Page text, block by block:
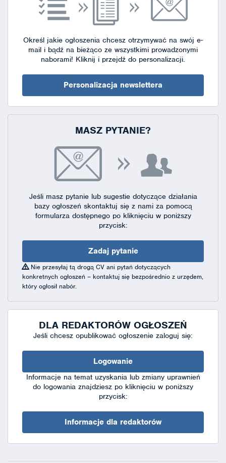
Określ jakie ogłoszenia chcesz otrzymywać na swój e-
mail i bądź na bieżąco ze wszystkimi prowadzonymi
naborami! Kliknij i przejdź do personalizacji.
Personalizacja newslettera
MASZ PYTANIE?
Jeśli masz pytanie lub sugestie dotyczące działania
bazy ogłoszeń skontaktuj się z nami za pomocą
formularza dostępnegopo kliknięciu w poniższy
przycisk:
Zadaj pytanie
Nie przesyłaj tą drogą CV ani pytań dotyczących
konkretnych ogłoszeń – kontaktuj się bezpośrednio z urzędem,
który ogłosił nabór.
DLA REDAKTORÓW OGŁOSZEŃ
Jeśli chcesz opublikować ogłoszenie zaloguj się:
Logowanie
Informacje na temat uzyskania lub zmiany uprawnień
do logowania znajdziesz po kliknięciu w poniższy
przycisk:
Informacje dla redaktorów